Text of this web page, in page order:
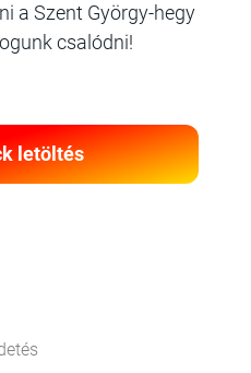
a Szent György-hegy
csalódni!
letöltés